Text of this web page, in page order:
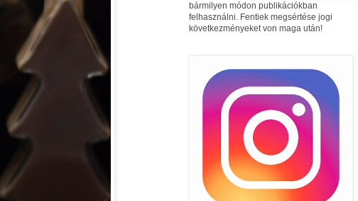
bármilyen módon publikációkban
felhasználni. Fentiek megsértése jogi
következményeket von maga után!